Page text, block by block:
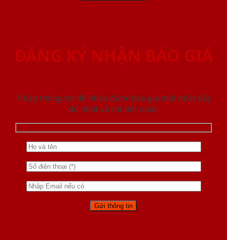
ĐĂNG KÝ NHẬN BÁO GIÁ
Nhập thông tin để nhận được báo giá mới nhât đầy
đủ nhất và chi tiết nhất.